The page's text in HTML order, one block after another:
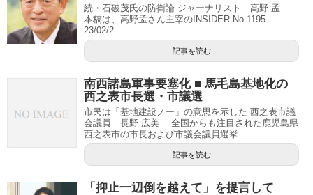
続・石破茂氏の防衛論 ジャーナリスト 高野 孟
本稿は、高野孟さん主宰のINSIDER No.1195
23/02/2...
記事を読む
南西諸島軍事要塞化 ■ 馬毛島基地化の
西之表市長選・市議選
市民は「基地建設ノー」の意思を示した 西之表市議
会議員 長野 広美 全国からも注目された鹿児島県
西之表市の市長および市議会議員選挙...
記事を読む
「抑止一辺倒を越えて」を提言して